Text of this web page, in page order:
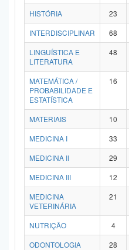
HISTÓRIA
23
INTERDISCIPLINAR
68
LINGUÍSTICA E
LITERATURA
48
MATEMÁTICA /
PROBABILIDADE E
ESTATÍSTICA
16
MATERIAIS 10
MEDICINA I
33
MEDICINA II
29
MEDICINA III
12
MEDICINA
VETERINÁRIA
21
NUTRIÇÃO 4
ODONTOLOGIA
28